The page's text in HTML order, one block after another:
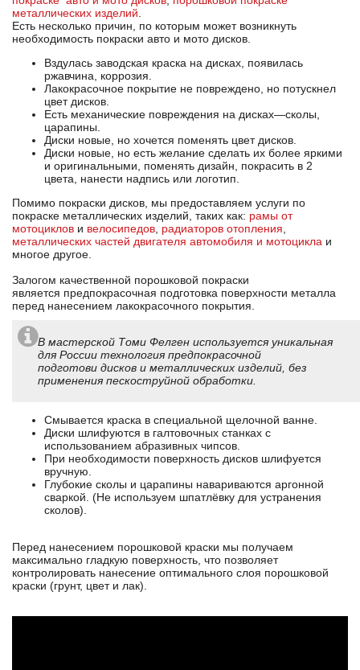
металлических изделий
Есть несколько причин, по которым может возникнуть
необходимость покраски авто и мото дисков.
Вздулась заводская краска на дисках, появилась
ржавчина, коррозия.
Лакокрасочное покрытие не повреждено, но потускнел
цвет дисков.
Есть механические повреждения на дисках—сколы,
царапины.
Диски новые, но хочется поменять цвет дисков.
Диски новые, но есть желание сделать их более яркими
и оригинальными, поменять дизайн, покрасить в 2
цвета, нанести надпись или логотип.
Помимо покраски дисков, мы предоставляем услуги по
покраске металлических изделий, таких как: рамы от
мотоциклов и велосипедов радиаторов отопления
металлических частей двигателя автомобиля и мотоцикла и
многое другое.
Залогом качественной порошковой покраски
является предпокрасочная подготовка поверхности металла
перед нанесением лакокрасочного покрытия.
В мастерской Томи Фелген используется уникальная
для России технология предпокрасочной
подготови дисков и металлических изделий, без
применения пескоструйной обработки.
Смывается краска в специальной щелочной ванне.
Диски шлифуются в галтовочных станках с
использованием абразивных чипсов.
При необходимости поверхность дисков шлифуется
вручную.
Глубокие сколы и царапины навариваются аргонной
сваркой. (Не используем шпатлёвку для устранения
сколов).
Перед нанесением порошковой краски мы получаем
максимально гладкую поверхность, что позволяет
контролировать нанесение оптимального слоя порошковой
краски (грунт, цвет и лак).